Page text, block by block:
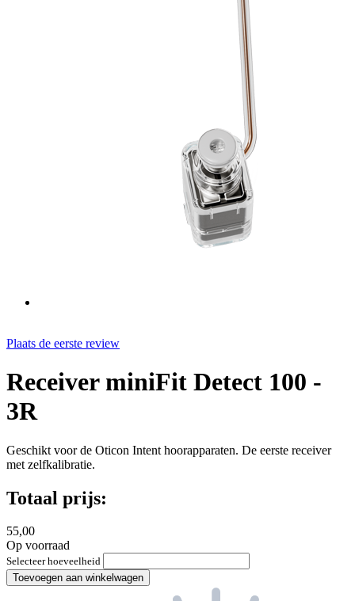
Plaats de eerste review
Receiver miniFit Detect 100 -
3R
Geschikt voor de Oticon Intent hoorapparaten. De eerste receiver
met zelfkalibratie.
Totaal prijs:
55,00
Op voorraad
Selecteer hoeveelheid
Toevoegen aan winkelwagen